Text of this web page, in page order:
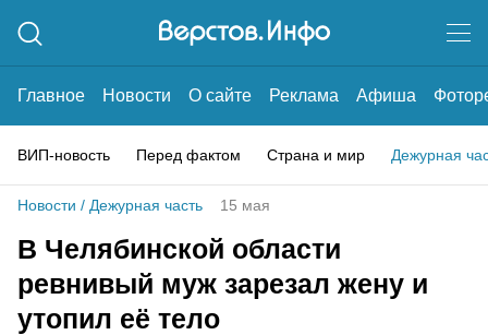
Главное Новости О сайте Реклама Афиша
ВИП-новость Перед фактом Страна и мир Дежурная
Новости / Дежурная часть 15 мая
В Челябинской области
ревнивый муж зарезал жену и
утопил её тело